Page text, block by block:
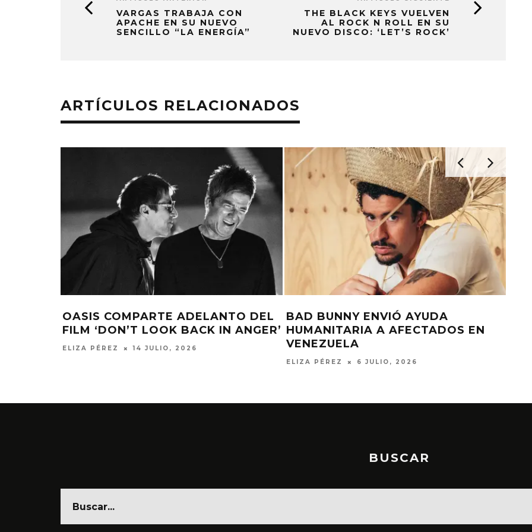
VARGAS TRABAJA CON
APACHE EN SU NUEVO
SENCILLO “LA ENERGÍA”
THE BLACK KEYS VUELVEN
AL ROCK N ROLL EN SU
NUEVO DISCO: ‘LET’S ROCK’
ARTÍCULOS RELACIONADOS
ADELANTO DEL
BACK IN ANGER’
BAD BUNNY ENVIÓ AYUDA
HUMANITARIA A AFECTADOS EN
VENEZUELA
ARTISTAS SE PRONUNCIAN
TERREMOTO EN VENEZUELA
ELIZA PÉREZ
BUSCAR